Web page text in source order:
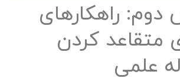
راهکارهای
متقاعد کردن
علمی